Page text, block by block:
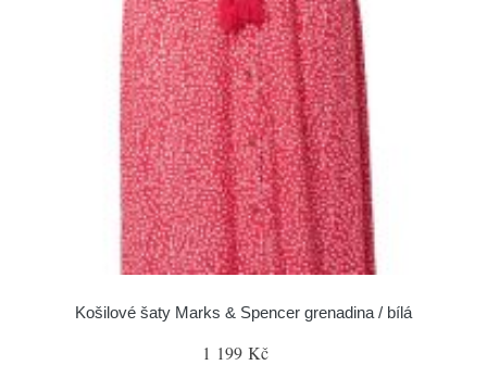
Košilové šaty Marks & Spencer grenadina / bílá
1 199 Kč